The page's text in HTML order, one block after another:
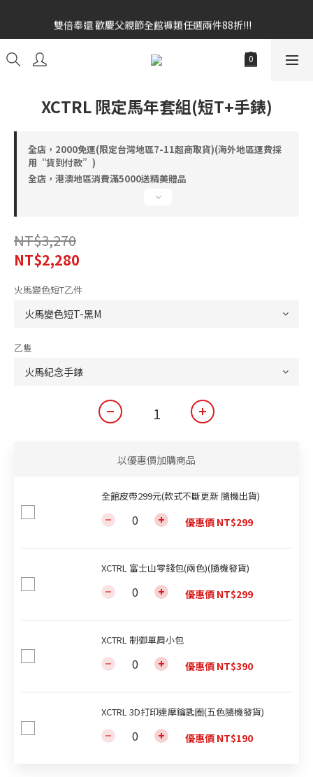
雙倍奉還 歡慶父親節全館褲類任選兩件88折!!!
雙倍奉還 歡慶父親節全館褲類任選兩件88折!!!
全館消費滿額$1680贈3D好野貓公仔(絲綢鐵黑) 滿額$2499贈達摩
金幣 送完為止!  滿$3000再贈現金卷$300元
雙倍奉還 歡慶父親節全館褲類任選兩件88折!!!
XCTRL 限定馬年套組(短T+手錶)
全店，2000免運(限定台灣地區7-11超商取貨)(海外地區運費採
用“貨到付款”)
全店，港澳地區消費滿5000送精美贈品
NT$3,270
NT$2,280
火馬變色短T乙件
乙隻
以優惠價加購商品
全館皮帶299元(款式不斷更新 隨機出貨)
優惠價 NT$299
XCTRL 富士山零錢包(兩色)(隨機發貨)
優惠價 NT$299
XCTRL 制御單肩小包
優惠價 NT$390
XCTRL 3D打印達摩鑰匙圈(五色隨機發貨)
優惠價 NT$190